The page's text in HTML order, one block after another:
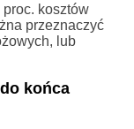
kosztów
przeznaczyć
lub
końca